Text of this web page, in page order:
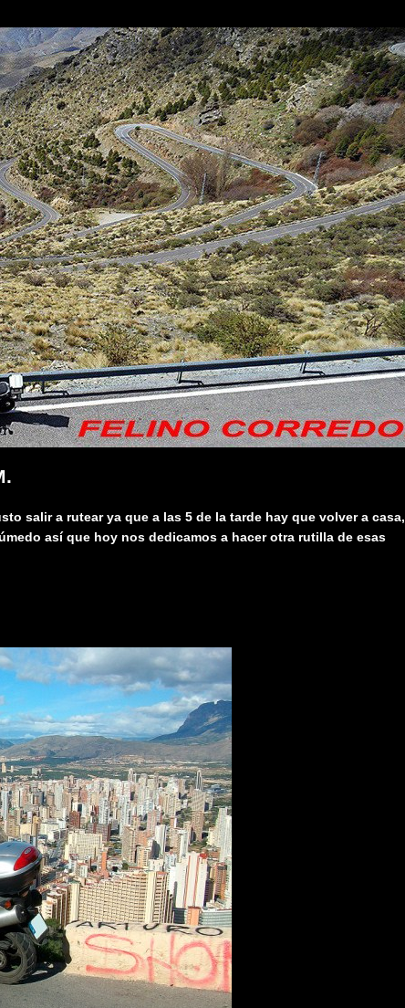
salir a rutear ya que a las 5 de la tarde hay que volver a casa,
así que hoy nos dedicamos a hacer otra rutilla de esas